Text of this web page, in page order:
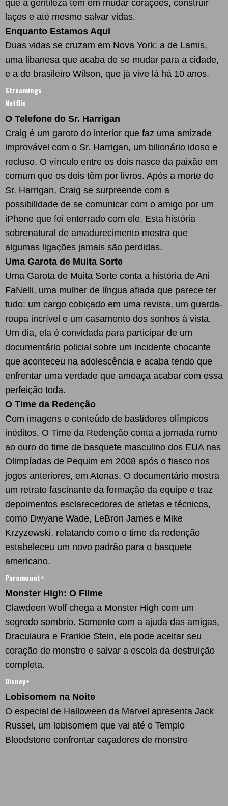
que a gentileza tem em mudar corações, construir
laços e até mesmo salvar vidas.
Enquanto Estamos Aqui
Duas vidas se cruzam em Nova York: a de Lamis,
uma libanesa que acaba de se mudar para a cidade,
e a do brasileiro Wilson, que já vive lá há 10 anos.
Streamings
Netflix
O Telefone do Sr. Harrigan
Craig é um garoto do interior que faz uma amizade
improvável com o Sr. Harrigan, um bilionário idoso e
recluso. O vínculo entre os dois nasce da paixão em
comum que os dois têm por livros. Após a morte do
Sr. Harrigan, Craig se surpreende com a
possibilidade de se comunicar com o amigo por um
iPhone que foi enterrado com ele. Esta história
sobrenatural de amadurecimento mostra que
algumas ligações jamais são perdidas.
Uma Garota de Muita Sorte
Uma Garota de Muita Sorte conta a história de Ani
FaNelli, uma mulher de língua afiada que parece ter
tudo: um cargo cobiçado em uma revista, um guarda-
roupa incrível e um casamento dos sonhos à vista.
Um dia, ela é convidada para participar de um
documentário policial sobre um incidente chocante
que aconteceu na adolescência e acaba tendo que
enfrentar uma verdade que ameaça acabar com essa
perfeição toda.
O Time da Redenção
Com imagens e conteúdo de bastidores olímpicos
inéditos, O Time da Redenção conta a jornada rumo
ao ouro do time de basquete masculino dos EUA nas
Olimpíadas de Pequim em 2008 após o fiasco nos
jogos anteriores, em Atenas. O documentário mostra
um retrato fascinante da formação da equipe e traz
depoimentos esclarecedores de atletas e técnicos,
como Dwyane Wade, LeBron James e Mike
Krzyzewski, relatando como o time da redenção
estabeleceu um novo padrão para o basquete
americano.
Paramount+
Monster High: O Filme
Clawdeen Wolf chega a Monster High com um
segredo sombrio. Somente com a ajuda das amigas,
Draculaura e Frankie Stein, ela pode aceitar seu
coração de monstro e salvar a escola da destruição
completa.
Disney+
Lobisomem na Noite
O especial de Halloween da Marvel apresenta Jack
Russel, um lobisomem que vai até o Templo
Bloodstone confrontar caçadores de monstro